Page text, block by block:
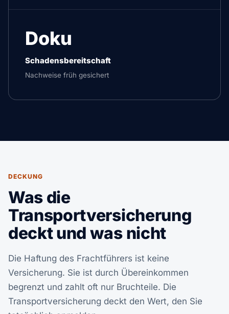
Doku
Schadensbereitschaft
Nachweise früh gesichert
DECKUNG
Was die
Transportversicherung
deckt und was nicht
Die Haftung des Frachtführers ist keine
Versicherung. Sie ist durch Übereinkommen
begrenzt und zahlt oft nur Bruchteile. Die
Transportversicherung deckt den Wert, den Sie